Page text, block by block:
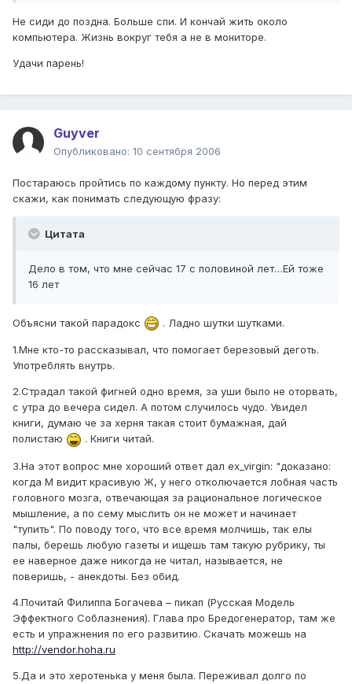
Не сиди до поздна. Больше спи. И кончай жить около
компьютера. Жизнь вокруг тебя а не в мониторе.
Удачи парень!
Guyver
Опубликовано: 10 сентября 2006
Постараюсь пройтись по каждому пункту. Но перед этим
скажи, как понимать следующую фразу:
Цитата
Дело в том, что мне сейчас 17 с половиной лет…Ей тоже
16 лет
Объясни такой парадокс . Ладно шутки шутками.
1.Мне кто-то рассказывал, что помогает березовый деготь.
Употреблять внутрь.
2.Страдал такой фигней одно время, за уши было не оторвать,
с утра до вечера сидел. А потом случилось чудо. Увидел
книги, думаю че за херня такая стоит бумажная, дай
полистаю
. Книги читай.
3.На этот вопрос мне хороший ответ дал ex_virgin: "доказано:
когда М видит красивую Ж, у него отколючается лобная часть
головного мозга, отвечающая за рациональное логическое
мышление, а по сему мыслить он не может и начинает
"тупить". По поводу того, что все время молчишь, так елы
палы, берешь любую газеты и ищешь там такую рубрику, ты
ее наверное даже никогда не читал, называется, не
поверишь, - анекдоты. Без обид.
4.Почитай Филиппа Богачева – пикап (Русская Модель
Эффектного Соблазнения). Глава про Бредогенератор, там же
есть и упражнения по его развитию. Скачать можешь на
http://vendor.hoha.ru
5.Да и это херотенька у меня была. Переживал долго по